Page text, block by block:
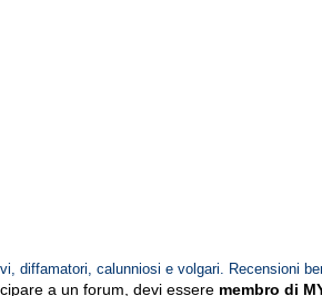
diffamatori, calunniosi e volgari. Recensioni
a un forum, devi essere membro di